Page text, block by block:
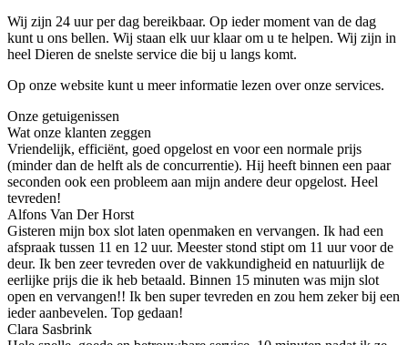
Wij zijn 24 uur per dag bereikbaar. Op ieder moment van de dag
kunt u ons bellen. Wij staan elk uur klaar om u te helpen. Wij zijn in
heel Dieren de snelste service die bij u langs komt.
Op onze website kunt u meer informatie lezen over onze services.
Onze getuigenissen
Wat onze klanten zeggen
Vriendelijk, efficiënt, goed opgelost en voor een normale prijs
(minder dan de helft als de concurrentie). Hij heeft binnen een paar
seconden ook een probleem aan mijn andere deur opgelost. Heel
tevreden!
Alfons Van Der Horst
Gisteren mijn box slot laten openmaken en vervangen. Ik had een
afspraak tussen 11 en 12 uur. Meester stond stipt om 11 uur voor de
deur. Ik ben zeer tevreden over de vakkundigheid en natuurlijk de
eerlijke prijs die ik heb betaald. Binnen 15 minuten was mijn slot
open en vervangen!! Ik ben super tevreden en zou hem zeker bij een
ieder aanbevelen. Top gedaan!
Clara Sasbrink